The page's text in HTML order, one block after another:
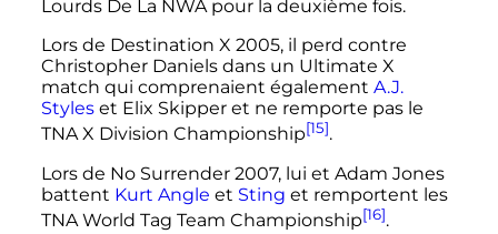
Lourds De La NWA pour la deuxième fois.
Lors de Destination X 2005, il perd contre
Christopher Daniels dans un Ultimate X
match qui comprenaient également A.J.
Styleset Elix Skipper et ne remporte pas le
TNA X Division Championship[15].
Lors de No Surrender 2007, lui et Adam Jones
battent Kurt Angle et Sting et remportent les
TNA World Tag Team Championship[16].